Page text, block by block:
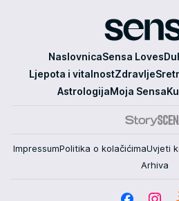
NaslovnicaSensa Loves
Ljepota i vitalnostZdravlje
AstrologijaMoja Sensa
ImpressumPolitika o kolačićimaUvjeti
Arhiva